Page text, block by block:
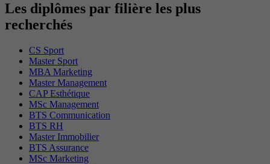
Les diplômes par filière les plus
recherchés
CS Sport
Master Sport
MBA Marketing
Master Management
CAP Esthétique
MSc Management
BTS Communication
BTS RH
Master Immobilier
BTS Assurance
MSc Marketing